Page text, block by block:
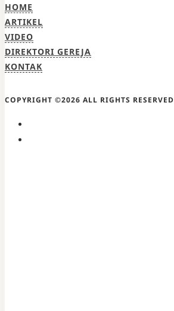
HOME
ARTIKEL
VIDEO
DIREKTORI GEREJA
KONTAK
COPYRIGHT ©2026 ALL RIGHTS RESERVED